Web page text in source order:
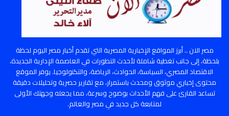
مصر الان .. أبرز المواقع الإخبارية المصرية التي تقدم أخبار مصر اليوم لحظة
بلحظة، إلى جانب تغطية شاملة لأحدث التطورات في العاصمة الإدارية الجديدة،
الاقتصاد المصري، السياسة، الحوادث، الرياضة، والتكنولوجيا. يوفر الموقع
محتوى إخباري موثوق ومحدث باستمرار، مع تقارير حصرية وتحليلات دقيقة
تساعد القارئ على فهم الأحداث بوضوح وسرعة، مما يجعله وجهتك الأولى
لمتابعة كل جديد في مصر والعالم.